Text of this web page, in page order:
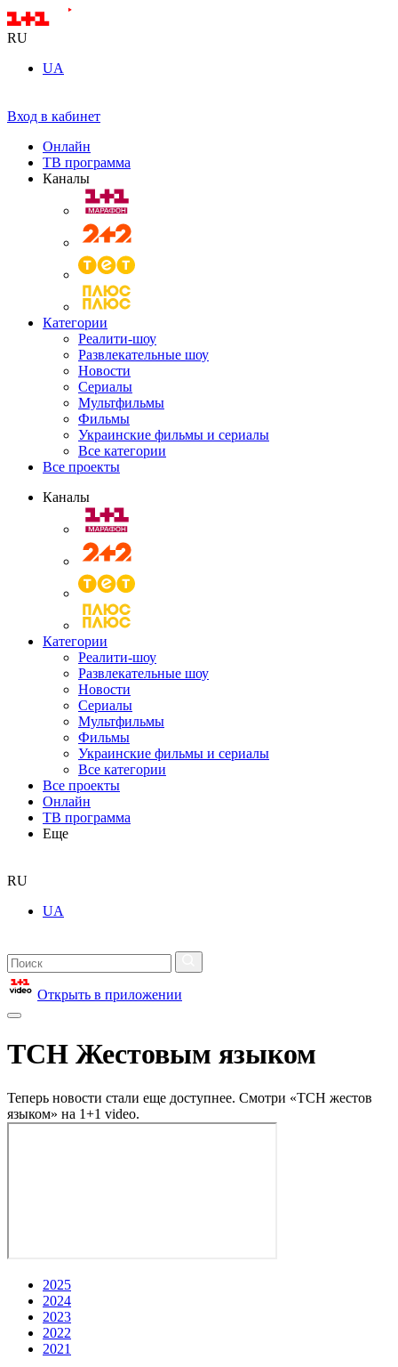
RU
UA
Вход в кабинет
Онлайн
ТВ программа
Каналы
Категории
Реалити-шоу
Развлекательные шоу
Новости
Сериалы
Мультфильмы
Фильмы
Украинские фильмы и сериалы
Все категории
Все проекты
Каналы
Категории
Реалити-шоу
Развлекательные шоу
Новости
Сериалы
Мультфильмы
Фильмы
Украинские фильмы и сериалы
Все категории
Все проекты
Онлайн
ТВ программа
Еще
RU
UA
Открыть в приложении
ТСН Жестовым языком
Теперь новости стали еще доступнее. Смотри «ТСН жестов
языком» на 1+1 video.
2025
2024
2023
2022
2021